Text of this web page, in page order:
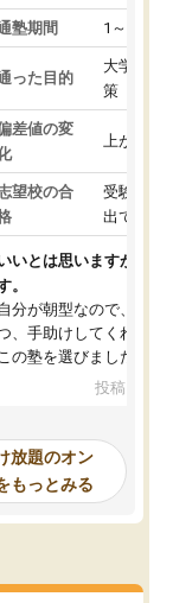
塾期間 1～3ヵ月
った目的
大学入学
策
差値の変
上がった
望校の合
受験して
出ていな
いとは思いますが、料
。
分が朝型なので、自習
、手助けしてくれる設
この塾を選びました。
投稿日：
放題のオン
もっとみる